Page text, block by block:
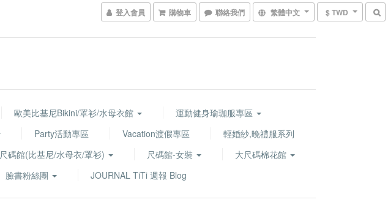
登入會員 購物車 聯絡我們 繁體中文 $ TWD
歐美比基尼Bikini/罩衫/水母衣館
運動健身瑜珈服專區
Party活動專區 Vacation渡假專區
輕婚紗,晚禮服系列
尺碼館(比基尼/水母衣/罩衫) 尺碼館-女裝
大尺碼棉花館
臉書粉絲團 JOURNAL TiTi 週報 Blog